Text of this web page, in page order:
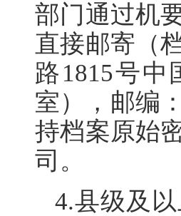
部门通过机
直接邮寄（
路1815号中
室），邮编
持档案原始
司。
4.县级及